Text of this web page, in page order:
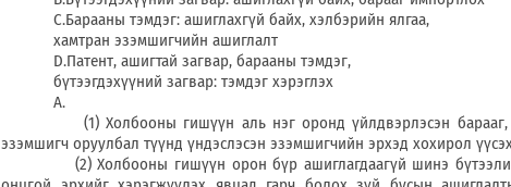
С.Барааны тэмдэг: ашиглахгүй байх, хэлбэрийн ялгаа,
хамтран эзэмшигчийн ашиглалт
D.Патент, ашигтай загвар, барааны тэмдэг,
бүтээгдэхүүний загвар: тэмдэг хэрэглэх
А.
(1) Холбооны гишүүн аль нэг оронд үйлдвэрлэсэн барааг,
эзэмшигч оруулбал түүнд үндэслэсэн эзэмшигчийн эрхэд хохирол
(2) Холбооны гишүүн орон бүр ашиглагдаагүй шинэ бүтээлийн